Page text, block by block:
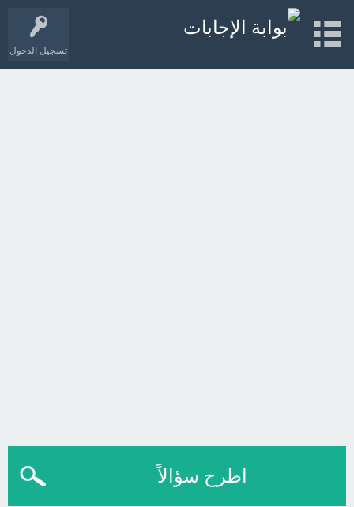
تسجيل الدخول
اطرح سؤالاً